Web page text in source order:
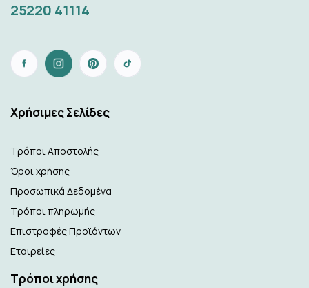
25220 41114
Xρήσιμες Σελίδες
Τρόποι Αποστολής
Όροι χρήσης
Προσωπικά Δεδομένα
Τρόποι πληρωμής
Επιστροφές Προϊόντων
Εταιρείες
Τρόποι χρήσης